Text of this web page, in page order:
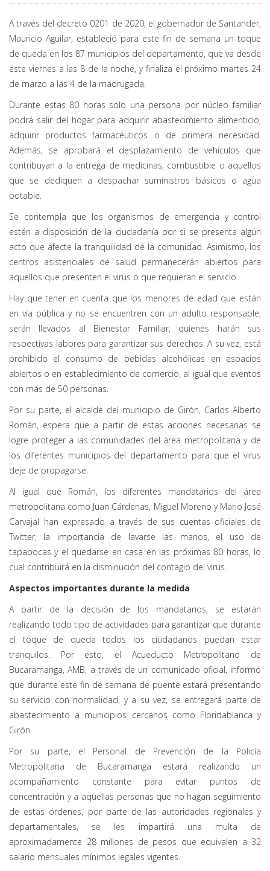
A través del decreto 0201 de 2020, el gobernador de Santander,
Mauricio Aguilar, estableció para este fin de semana un toque
de queda en los 87 municipios del departamento, que va desde
este viernes a las 8 de la noche, y finaliza el próximo martes 24
de marzo a las 4 de la madrugada.
Durante estas 80 horas solo una persona por núcleo familiar
podrá salir del hogar para adquirir abastecimiento alimenticio,
adquirir productos farmacéuticos o de primera necesidad.
Además, se aprobará el desplazamiento de vehículos que
contribuyan a la entrega de medicinas, combustible o aquellos
que se dediquen a despachar suministros básicos o agua
potable.
Se contempla que los organismos de emergencia y control
estén a disposición de la ciudadanía por si se presenta algún
acto que afecte la tranquilidad de la comunidad. Asimismo, los
centros asistenciales de salud permanecerán abiertos para
aquellos que presenten el virus o que requieran el servicio.
Hay que tener en cuenta que los menores de edad que están
en vía pública y no se encuentren con un adulto responsable,
serán llevados al Bienestar Familiar, quienes harán sus
respectivas labores para garantizar sus derechos. A su vez, está
prohibido el consumo de bebidas alcohólicas en espacios
abiertos o en establecimiento de comercio, al igual que eventos
con más de 50 personas.
Por su parte, el alcalde del municipio de Girón, Carlos Alberto
Román, espera que a partir de estas acciones necesarias se
logre proteger a las comunidades del área metropolitana y de
los diferentes municipios del departamento para que el virus
deje de propagarse.
Al igual que Román, los diferentes mandatarios del área
metropolitana como Juan Cárdenas, Miguel Moreno y Mario José
Carvajal han expresado a través de sus cuentas oficiales de
Twitter, la importancia de lavarse las manos, el uso de
tapabocas y el quedarse en casa en las próximas 80 horas, lo
cual contribuirá en la disminución del contagio del virus.
Aspectos importantes durante la medida
A partir de la decisión de los mandatarios, se estarán
realizando todo tipo de actividades para garantizar que durante
el toque de queda todos los ciudadanos puedan estar
tranquilos. Por esto, el Acueducto Metropolitano de
Bucaramanga, AMB, a través de un comunicado oficial, informó
que durante este fin de semana de puente estará presentando
su servicio con normalidad, y a su vez, se entregará parte de
abastecimiento a municipios cercanos como Floridablanca y
Girón.
Por su parte, el Personal de Prevención de la Policía
Metropolitana de Bucaramanga estará realizando un
acompañamiento constante para evitar puntos de
concentración y a aquellas personas que no hagan seguimiento
de estas órdenes, por parte de las autoridades regionales y
departamentales, se les impartirá una multa de
aproximadamente 28 millones de pesos que equivalen a 32
salario mensuales mínimos legales vigentes.